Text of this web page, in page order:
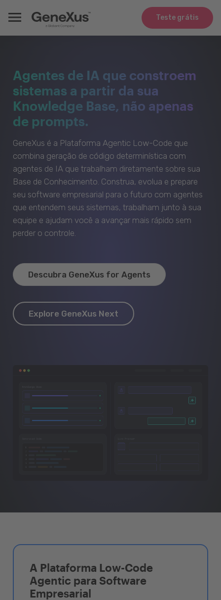
Teste grátis
Agentes de IA que constroem
sistemas a partir da sua
Knowledge Base, não apenas
de prompts.
GeneXus é a Plataforma Agentic Low-Code que
combina geração de código determinística com
agentes de IA que trabalham diretamente sobre sua
Base de Conhecimento. Construa, evolua e prepare
seu software empresarial para o futuro com agentes
que entendem seus sistemas, trabalham junto à sua
equipe e ajudam você a avançar mais rápido sem
perder o controle.
Descubra GeneXus for Agents
Explore GeneXus Next
A Plataforma Low-Code
Agentic para Software
Empresarial